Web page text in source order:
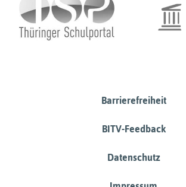
Barrierefreiheit
BITV-Feedback
Datenschutz